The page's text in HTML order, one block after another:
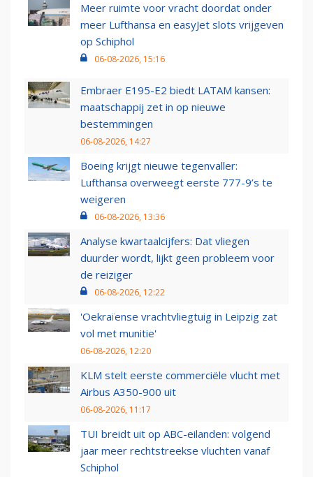
Meer ruimte voor vracht doordat onder
meer Lufthansa en easyJet slots vrijgeven
op Schiphol
06-08-2026, 15:16
Embraer E195-E2 biedt LATAM kansen:
maatschappij zet in op nieuwe
bestemmingen
06-08-2026, 14:27
Boeing krijgt nieuwe tegenvaller:
Lufthansa overweegt eerste 777-9’s te
weigeren
06-08-2026, 13:36
Analyse kwartaalcijfers: Dat vliegen
duurder wordt, lijkt geen probleem voor
de reiziger
06-08-2026, 12:22
'Oekraïense vrachtvliegtuig in Leipzig zat
vol met munitie'
06-08-2026, 12:20
KLM stelt eerste commerciële vlucht met
Airbus A350-900 uit
06-08-2026, 11:17
TUI breidt uit op ABC-eilanden: volgend
jaar meer rechtstreekse vluchten vanaf
Schiphol